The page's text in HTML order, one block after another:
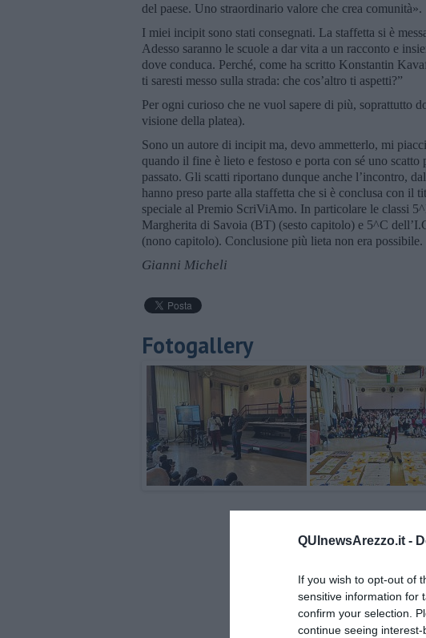
QUInewsArezzo.it -
If you wish to opt-out of
sensitive information for
confirm your selection.
continue seeing
del paese. Uno straordinario valore che crea comunità».
I miei incipit sono stati consegnati. La staffetta si è
Adesso saranno le scuole a dar vita a un racconto e
dove conduca. Perché, come ha scritto Konstantin
ti saresti messo sulla strada: che cos’altro ti aspetti?”
Per ogni curioso che ne vuol sapere di più, soprattutto
visione della platea).
Sono un autore di incipit ma, devo ammetterlo, mi
quando il fine è lieto e festoso e porta con sé uno
passato. Gli scatti riportano dunque anche l’incontro,
hanno preso parte alla staffetta che si è conclusa con
speciale al Premio ScriViAmo. In particolare le classi
Margherita di Savoia (BT) (sesto capitolo) e 5^C
(nono capitolo). Conclusione più lieta non era
Gianni Micheli
Fotogallery